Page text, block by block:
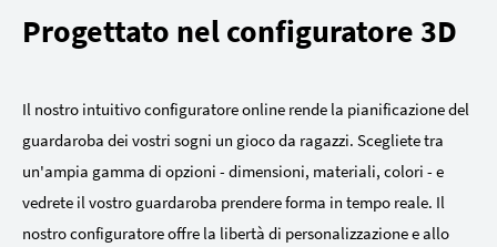
Progettato nel configuratore 3D
Il nostro intuitivo configuratore online rende la pianificazione del
guardaroba dei vostri sogni un gioco da ragazzi. Scegliete tra
un'ampia gamma di opzioni - dimensioni, materiali, colori - e
vedrete il vostro guardaroba prendere forma in tempo reale. Il
nostro configuratore offre la libertà di personalizzazione e allo